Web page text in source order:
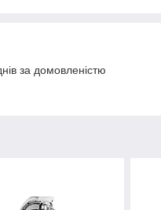
за домовленістю